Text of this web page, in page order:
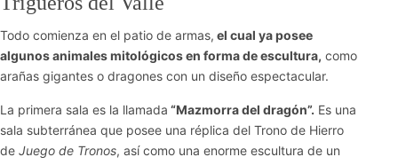
Todo comienza en el patio de armas, el cual ya posee
algunos animales mitológicos en forma de escultura, como
arañas gigantes o dragones con un diseño espectacular.
La primera sala es la llamada “Mazmorra del dragón”. Es una
sala subterránea que posee una réplica del Trono de Hierro
de Juego de Tronos, así como una enorme escultura de un